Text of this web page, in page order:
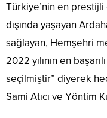
Türkiye’nin en prestijli
dışında yaşayan
sağlayan, Hemşehri
2022 yılının en
seçilmiştir” diyerek
Sami Atıcı ve Yöntim